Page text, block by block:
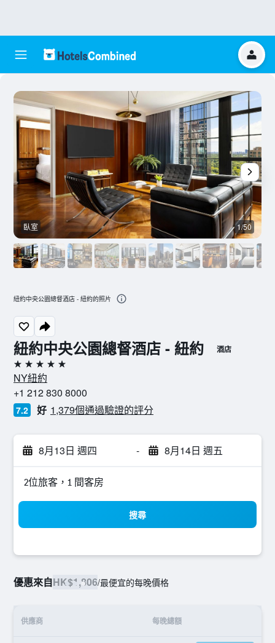
紐約中央公園總督酒店 - 紐約 酒店
5星級
NY紐約
+1 212 830 8000
7.2 好 1,379個通過驗證的評分
8月13日 週四 - 8月14日 週五
2位旅客，1 間客房
搜尋
優惠來自HK$1,806/最便宜的每晚價格
供應商 每晚總額
臥室 1/50
紐約中央公園總督酒店 - 紐約的照片